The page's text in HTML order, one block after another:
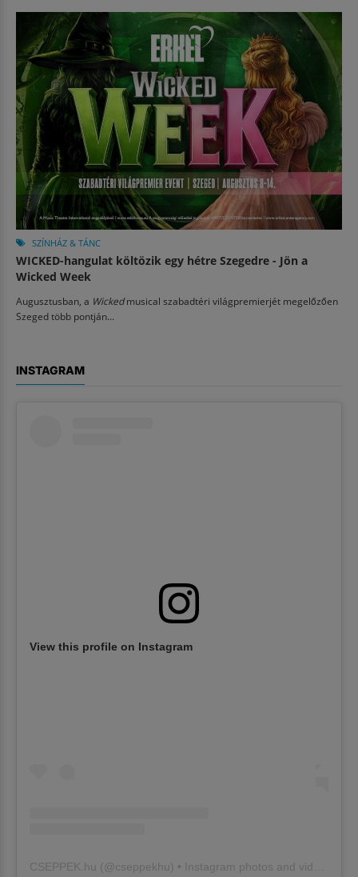
SZÍNHÁZ & TÁNC
WICKED-hangulat költözik egy hétre Szegedre - Jön a
Wicked Week
Augusztusban, a Wickedmusical szabadtéri világpremierjét megelőzően
Szeged több pontján...
INSTAGRAM
View this profile on Instagram
CSEPPEK.hu (@cseppekhu ) • Instagram photos and videos